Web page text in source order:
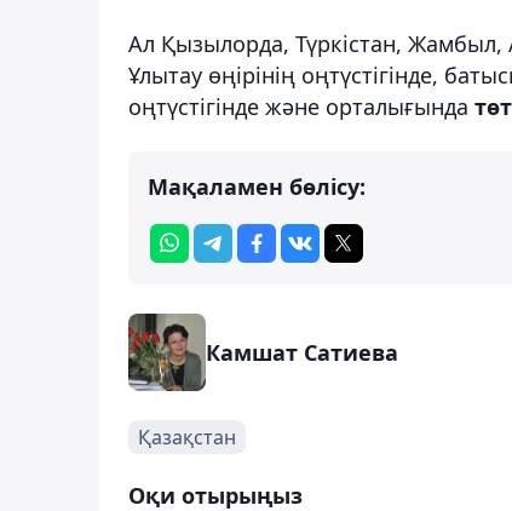
Ал Қызылорда, Түркістан,
Ұлытау өңірінің оңтүстігінде,
оңтүстігінде және орталығында
Мақаламен бөлісу:
Камшат Сатиева
Қазақстан
Оқи отырыңыз